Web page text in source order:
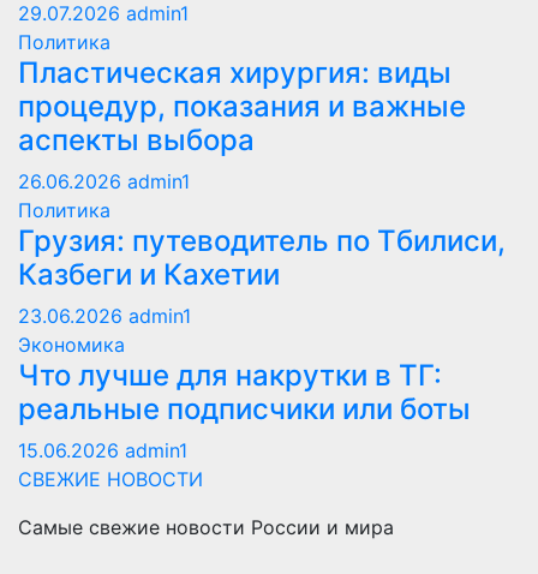
29.07.2026 admin1
Политика
Пластическая хирургия: виды
процедур, показания и важные
аспекты выбора
26.06.2026 admin1
Политика
Грузия: путеводитель по Тбилиси,
Казбеги и Кахетии
23.06.2026 admin1
Экономика
Что лучше для накрутки в ТГ:
реальные подписчики или боты
15.06.2026 admin1
СВЕЖИЕ НОВОСТИ
Самые свежие новости России и мира